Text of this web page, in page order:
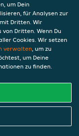
mit JET Pay
an die Person, die
dein
Dies ist
das Guthaben
die Verarbeitung
Daten haben.
Daten haben,
uns auch über
unserer Erklärung
um Dein
für Analysen zur
Dritten. Wir
Dritten. Wenn Du
Cookies. Wir setzen
verwalten, um zu
um Deine
zu finden.